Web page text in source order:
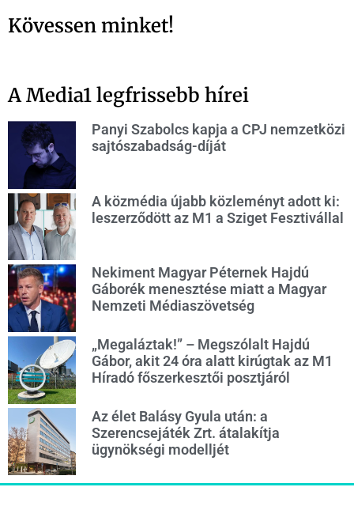
Kövessen minket!
A Media1 legfrissebb hírei
Panyi Szabolcs kapja a CPJ nemzetközi
sajtószabadság-díját
A közmédia újabb közleményt adott ki:
leszerződött az M1 a Sziget Fesztivállal
Nekiment Magyar Péternek Hajdú
Gáborék menesztése miatt a Magyar
Nemzeti Médiaszövetség
„Megaláztak!” – Megszólalt Hajdú
Gábor, akit 24 óra alatt kirúgtak az M1
Híradó főszerkesztői posztjáról
Az élet Balásy Gyula után: a
Szerencsejáték Zrt. átalakítja
ügynökségi modelljét